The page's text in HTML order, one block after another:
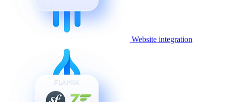
Website integration